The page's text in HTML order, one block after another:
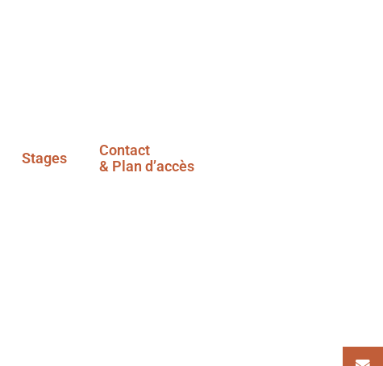
Stages
Contact
& Plan d’accès